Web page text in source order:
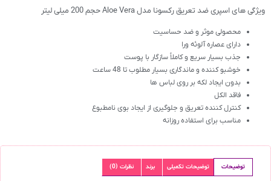
ویژگی های اسپری ضد تعریق رکسونا مدل Aloe Vera حجم 200 میلی لیتر
محصولی موثر و ضد حساسیت
دارای عصاره آلوئه ورا
جذب بسیار سریع و کاملاً سازگار با پوست
خوشبو کننده و ماندگاری بسیار مطلوب تا 48 ساعت
بدون ایجاد لکه بر روی لباس ها
فاقد الکل
کنترل کننده تعریق و جلوگیری از ایجاد بوی نامطبوع
مناسب برای استفاده روزانه
توضیحات توضیحات تکمیلی برند نظرات (0)